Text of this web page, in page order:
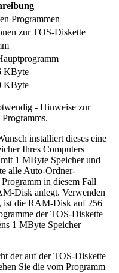
Programmen
zur TOS-Diskette
KByte
KByte
- Hinweise zur
installiert dieses eine
Ihres Computers
1 MByte Speicher und
alle Auto-Ordner-
in diesem Fall
Disk anlegt. Verwenden
ist die RAM-Disk auf 256
der TOS-Diskette
1 MByte Speicher
der auf der TOS-Diskette
Sie die vom Programm